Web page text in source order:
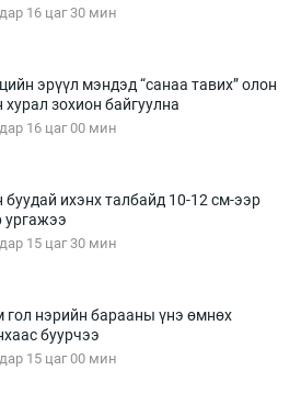
16 цаг 30 мин
эрүүл мэндэд “санаа тавих” олон
хурал зохион байгуулна
16 цаг 00 мин
буудай ихэнх талбайд 10-12 см-ээр
ургажээ
15 цаг 30 мин
гол нэрийн барааны үнэ өмнөх
буурчээ
15 цаг 00 мин